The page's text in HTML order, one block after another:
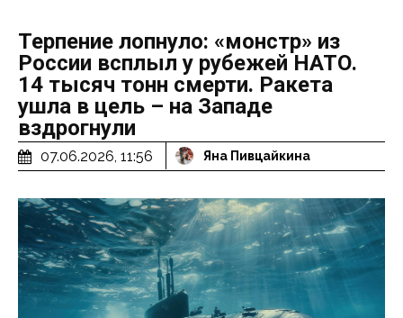
Терпение лопнуло: «монстр» из
России всплыл у рубежей НАТО.
14 тысяч тонн смерти. Ракета
ушла в цель – на Западе
вздрогнули
07.06.2026, 11:56 Яна Пивцайкина